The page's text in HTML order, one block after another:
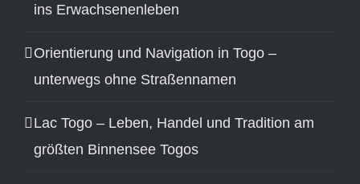
ins Erwachsenenleben
Orientierung und Navigation in Togo –
unterwegs ohne Straßennamen
Lac Togo – Leben, Handel und Tradition am
größten Binnensee Togos